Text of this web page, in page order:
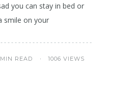
you can stay in bed or
smile on your
READ 1006 VIEWS